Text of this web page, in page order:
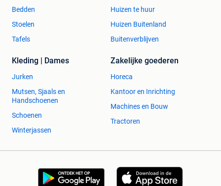
Bedden
Stoelen
Tafels
Huizen te huur
Huizen Buitenland
Buitenverblijven
Kleding | Dames
Jurken
Mutsen, Sjaals en
Handschoenen
Schoenen
Winterjassen
Zakelijke goederen
Horeca
Kantoor en Inrichting
Machines en Bouw
Tractoren